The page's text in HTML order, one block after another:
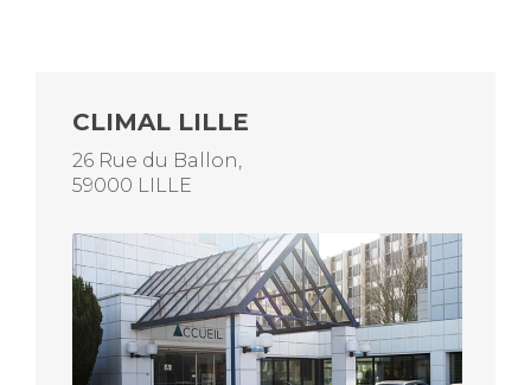
CLIMAL LILLE
26 Rue du Ballon,
59000 LILLE